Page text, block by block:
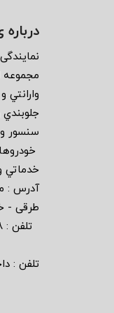
مجموعه
سنسور و
خدماتي
آدرس :
طرقى -
تلفن : ٠٢١٧٧٨٩٤٦٤٨
تلفن : داخلی